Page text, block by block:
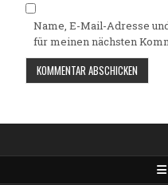
Name, E-Mail-Adresse
für meinen nächsten